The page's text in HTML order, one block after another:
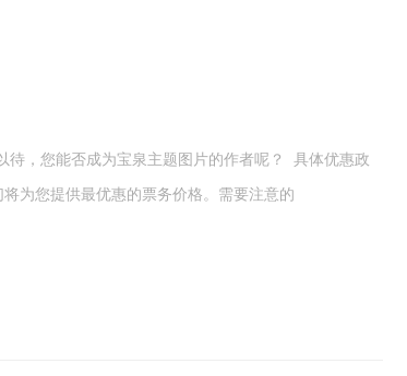
待，您能否成为宝泉主题图片的作者呢？ 具体优惠政
为您提供最优惠的票务价格。需要注意的